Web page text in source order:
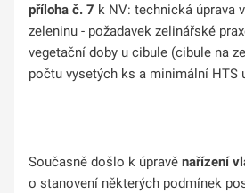
příloha č. 7 k NV: technická úprava
zeleninu - požadavek zelinářské
vegetační doby u cibule (cibule na
počtu vysetých ks a minimální HTS
Současně došlo k úpravě nařízení
o stanovení některých podmínek